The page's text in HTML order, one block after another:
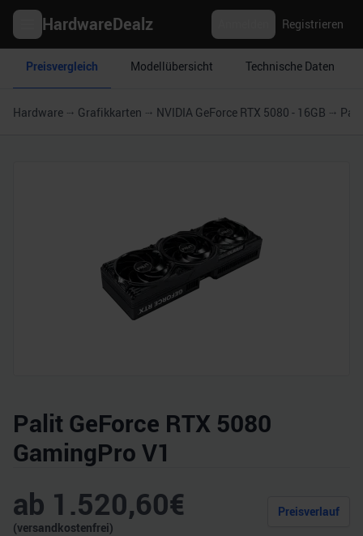
HardwareDealz Registrieren
Preisvergleich Modellübersicht Technische Daten
Hardware Grafikkarten NVIDIA GeForce RTX 5080 - 16GB
Palit GeForce RTX 5080
GamingPro V1
ab 1.520,60€
(versandkostenfrei)
Preisverlauf